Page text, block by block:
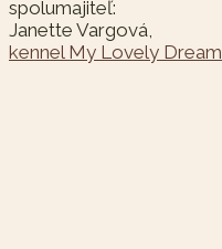
spolumajiteľ:
Janette Vargová,
kennel My Lovely Dream